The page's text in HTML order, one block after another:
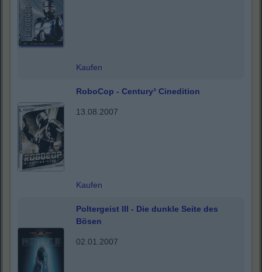
Kaufen
RoboCop - Century³ Cinedition
13.08.2007
Kaufen
Poltergeist III - Die dunkle Seite des
Bösen
02.01.2007